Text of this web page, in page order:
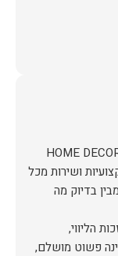
ושירות מכל
בדיוק מה
הליווי,
פשוט מושלם,